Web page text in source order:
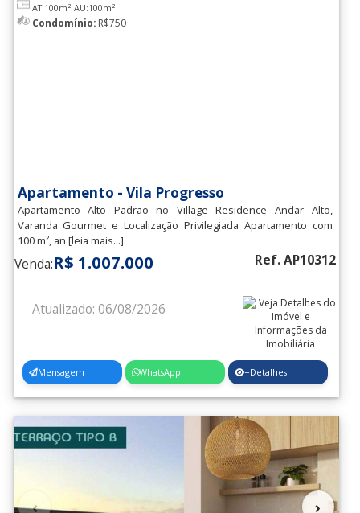
AT:100m² AU:100m²
Condomínio: R$750
Apartamento - Vila Progresso
Apartamento Alto Padrão no Village Residence Andar Alto,
Varanda Gourmet e Localização Privilegiada Apartamento com
100 m², an [leia mais...]
Venda:R$ 1.007.000 Ref. AP10312
Atualizado: 06/08/2026
Mensagem WhatsApp +Detalhes
‹ ›